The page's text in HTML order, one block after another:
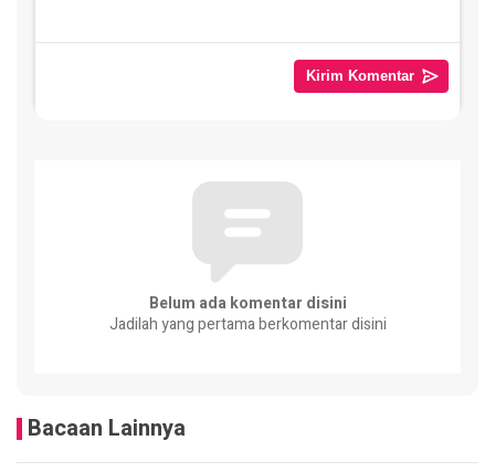
Belum ada komentar disini
Jadilah yang pertama berkomentar disini
Bacaan Lainnya